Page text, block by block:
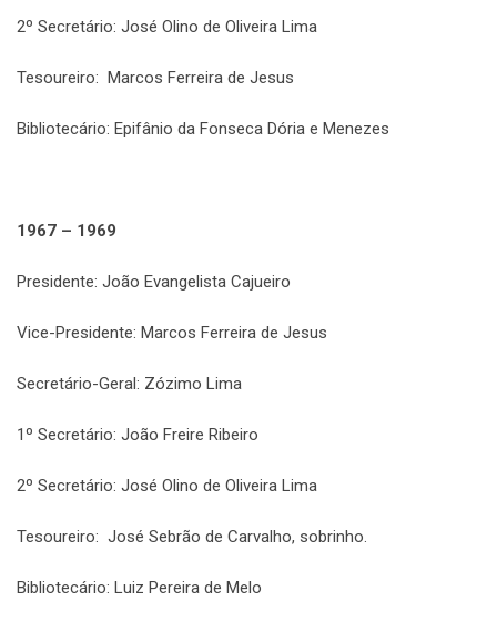
2º Secretário: José Olino de Oliveira Lima
Tesoureiro: Marcos Ferreira de Jesus
Bibliotecário: Epifânio da Fonseca Dória e Menezes
1967 – 1969
Presidente: João Evangelista Cajueiro
Vice-Presidente: Marcos Ferreira de Jesus
Secretário-Geral: Zózimo Lima
1º Secretário: João Freire Ribeiro
2º Secretário: José Olino de Oliveira Lima
Tesoureiro: José Sebrão de Carvalho, sobrinho.
Bibliotecário: Luiz Pereira de Melo